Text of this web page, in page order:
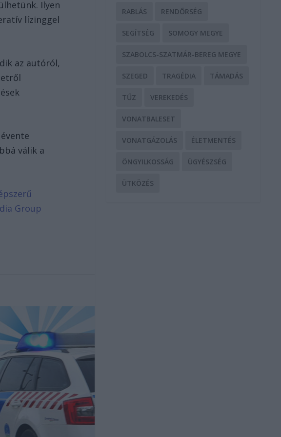
Ilyen
lízinggel
az autóról,
válik a
Group
RABLÁS RENDŐRSÉG
SEGÍTSÉG SOMOGY MEGYE
SZABOLCS-SZATMÁR-BEREG MEGYE
SZEGED TRAGÉDIA TÁMADÁS
TŰZ VEREKEDÉS
VONATBALESET
VONATGÁZOLÁS ÉLETMENTÉS
ÖNGYILKOSSÁG ÜGYÉSZSÉG
ÜTKÖZÉS